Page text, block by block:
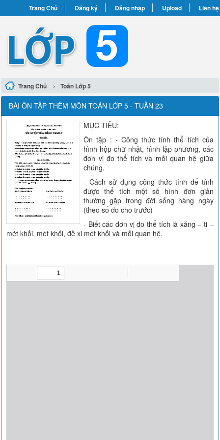
Trang Chủ Đăng ký Đăng nhập Upload Liên hệ
Trang Chủ › Toán Lớp 5
BÀI ÔN TẬP THÊM MÔN TOÁN LỚP 5 - TUẦN 23
MỤC TIÊU:
Ôn tập : - Công thức tính thể tích của
hình hộp chữ nhật, hình lập phương, các
đơn vị đo thể tích và mối quan hệ giữa
chúng.
- Cách sử dụng công thức tính để tính
được thể tích một số hình đơn giản
thường gặp trong đời sống hàng ngày
(theo số đo cho trước)
- Biết các đơn vị đo thể tích là xăng – ti –
mét khối, mét khối, đề xi mét khối và mối quan hệ.